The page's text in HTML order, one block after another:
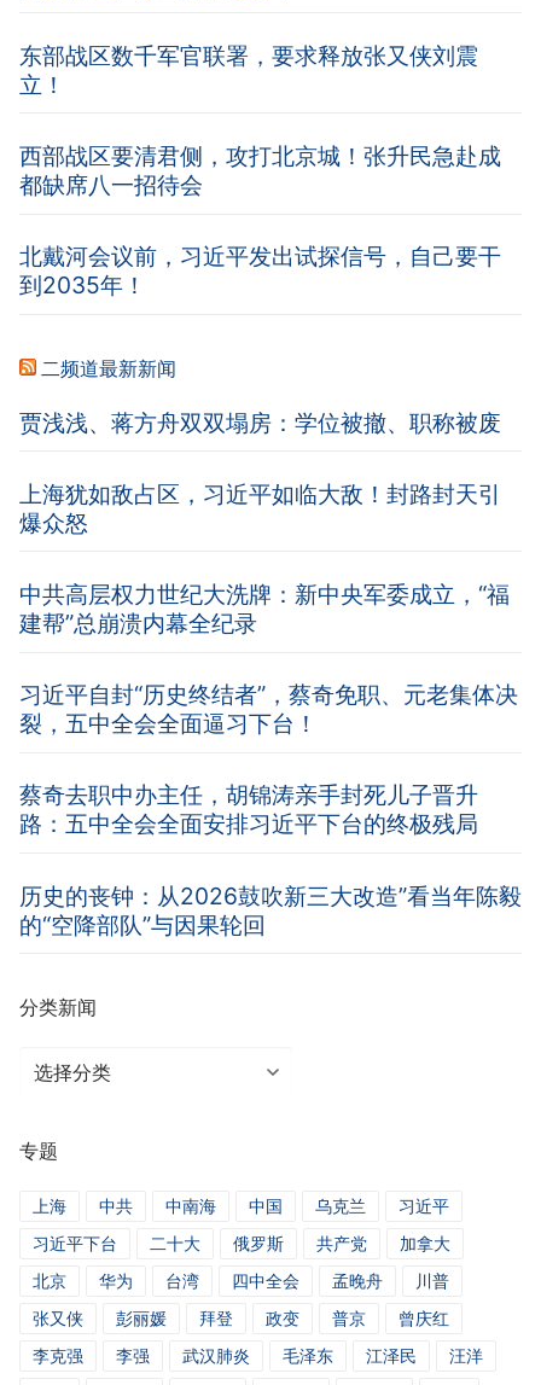
东部战区数千军官联署，要求释放张又侠刘震
立！
西部战区要清君侧，攻打北京城！张升民急赴成
都缺席八一招待会
北戴河会议前，习近平发出试探信号，自己要干
到2035年！
二频道最新新闻
贾浅浅、蒋方舟双双塌房：学位被撤、职称被废
上海犹如敌占区，习近平如临大敌！封路封天引
爆众怒
中共高层权力世纪大洗牌：新中央军委成立，“福
建帮”总崩溃内幕全纪录
习近平自封“历史终结者”，蔡奇免职、元老集体决
裂，五中全会全面逼习下台！
蔡奇去职中办主任，胡锦涛亲手封死儿子晋升
路：五中全会全面安排习近平下台的终极残局
历史的丧钟：从2026鼓吹新三大改造”看当年陈毅
的“空降部队”与因果轮回
分类新闻
分
闻
专题
上海 中共 中南海 中国 乌克兰
习近平
习近平下台
二十大 俄罗斯 共产党
加拿大
北京
华为 台湾 四中全会 孟晚舟
川普
张又侠
彭丽媛 拜登 政变 普京
曾庆红
李克强
李强 武汉肺炎 毛泽东 江泽民
汪洋